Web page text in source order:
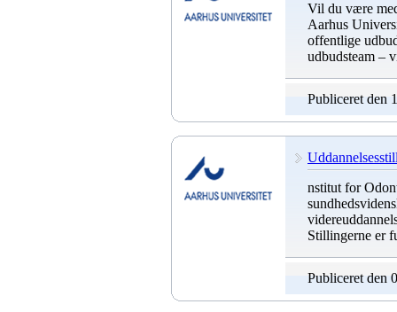
Vil du være
Aarhus
offentlige
udbudsteam –
Publiceret den
nstitut for
Stillingerne er
Publiceret den